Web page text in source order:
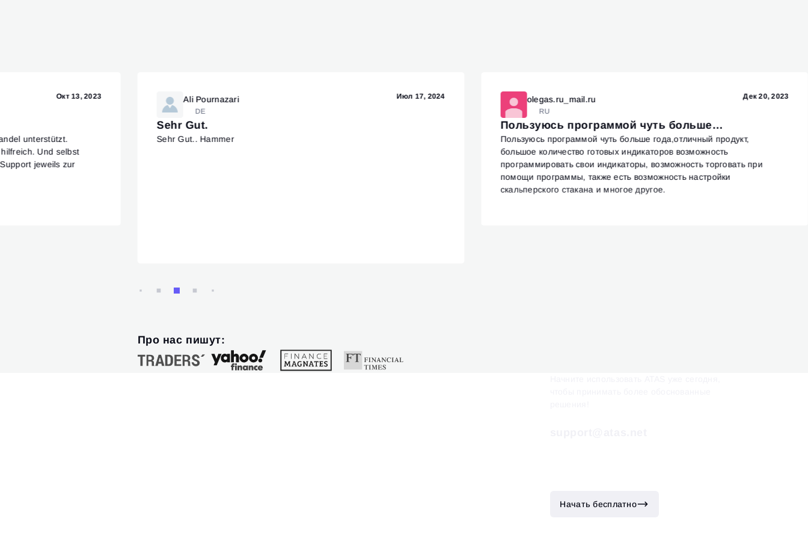
Окт 13, 2023
unterstützt.
Und selbst
jeweils zur
Ali Pournazari
DE
Июл 17, 2024
Sehr Gut.
Sehr Gut.. Hammer
olegas.ru_mail.ru
RU
Дек 20, 2023
Пользуюсь программой чуть больше…
Пользуюсь программой чуть больше года,отличный продукт,
большое количество готовых индикаторов возможность
программировать свои индикаторы, возможность торговать при
помощи программы, также есть возможность настройки
скальперского стакана и многое другое.
Про нас пишут:
Начать бесплатно